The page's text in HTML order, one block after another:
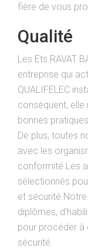
fière de vous
Qualité
Les Ets RAVAT
entreprise qui
QUALIFELEC
conséquent,
bonnes
De plus, toutes
avec les
conformité.Les
sélectionnés
et
diplômes,
pour procéder à
sécurité.